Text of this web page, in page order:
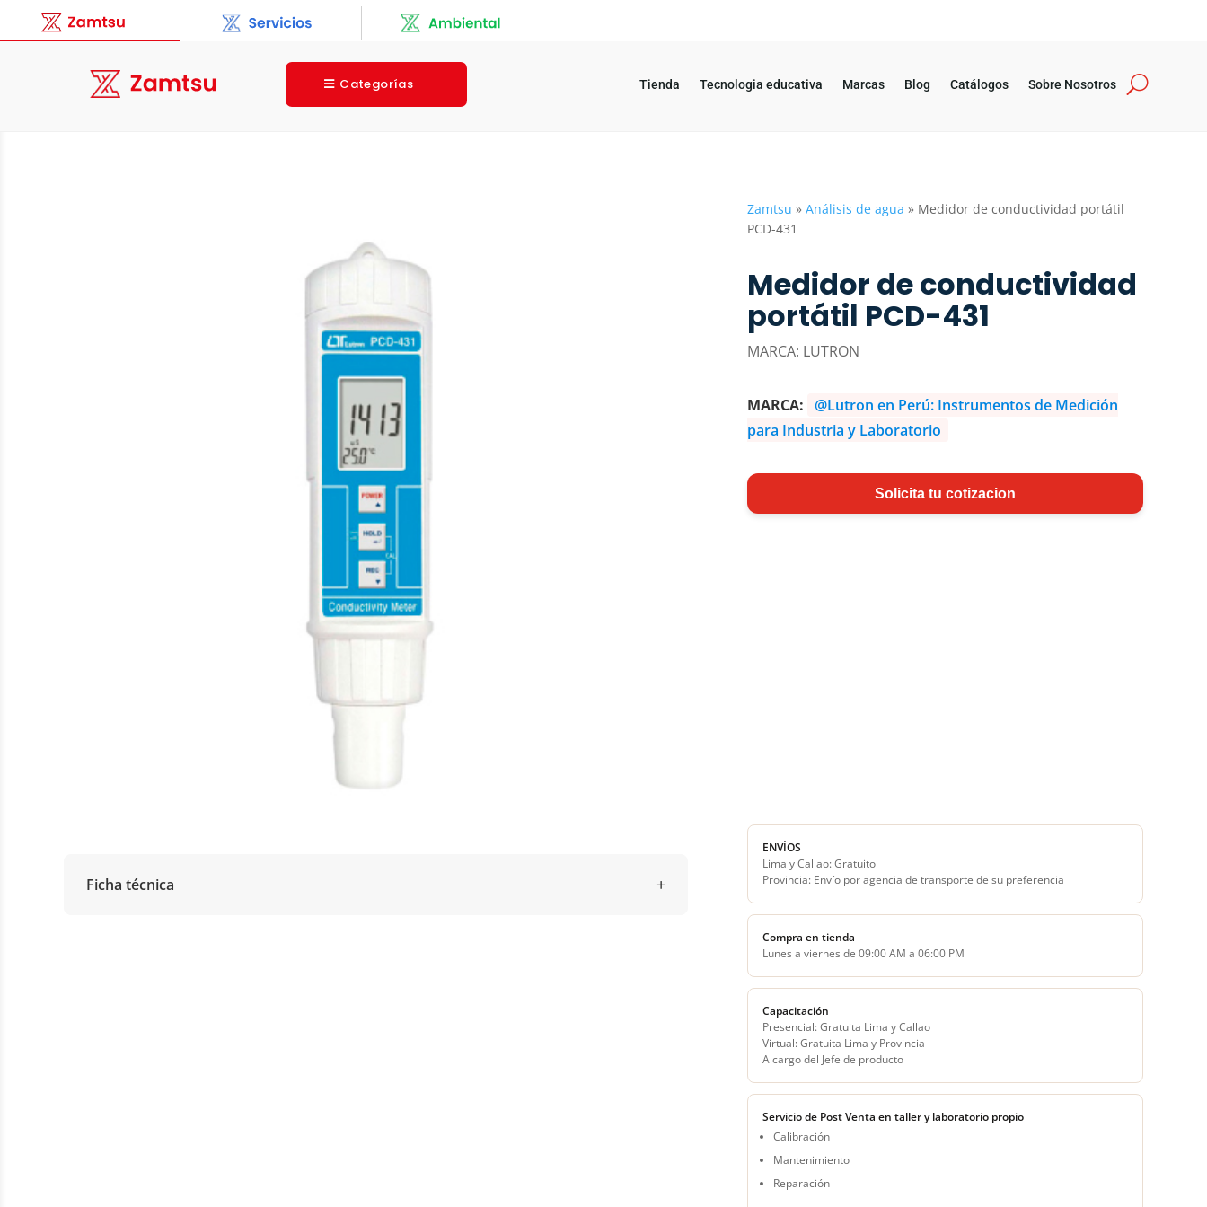
Categorías Tienda Tecnologia educativa Marcas Blog Catálogos Sobre Nosotros
Zamtsu » Análisis de agua » Medidor de conductividad portátil
PCD-431
Medidor de conductividad
portátil PCD-431
MARCA: LUTRON
MARCA: @Lutron en Perú: Instrumentos de Medición
para Industria y Laboratorio
Solicita tu cotizacion
Ficha técnica
ENVÍOS
Lima y Callao: Gratuito
Provincia: Envío por agencia de transporte de su preferencia
Compra en tienda
Lunes a viernes de 09:00 AM a 06:00 PM
Capacitación
Presencial: Gratuita Lima y Callao
Virtual: Gratuita Lima y Provincia
A cargo del Jefe de producto
Servicio de Post Venta en taller y laboratorio propio
Calibración
Mantenimiento
Reparación